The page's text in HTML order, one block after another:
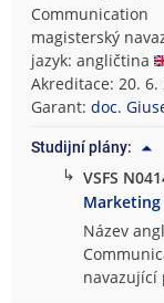
Communication
magisterský
jazyk: angličtina
Akreditace: 20. 6.
Garant:doc.
Studijní plány:
↳ VSFS
Název
navazující